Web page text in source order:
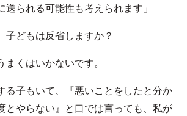
送られる可能性も考えられます」
どもは反省しますか？
まくはいかないです。
る子もいて、『悪いことをしたと分か
とやらない』と口では言っても、私が